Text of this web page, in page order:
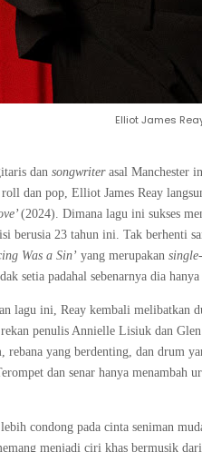
Elliot James
dan songwriter asal Manchester
dan pop, Elliot James Reay
(2024). Dimana lagu ini sukses
berusia 23 tahun ini. Tak berhenti
Was a Sin’ yang merupakan single
setia padahal sebenarnya dia hanya
lagu ini, Reay kembali melibatkan
penulis Annielle Lisiuk dan
rebana yang berdenting, dan drum
dan senar hanya menambah
condong pada cinta seniman
menjadi ciri khas bermusik